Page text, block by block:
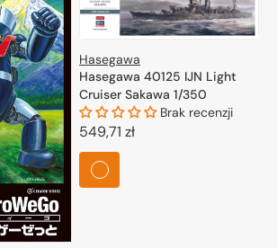
Hasegawa
Hasegawa 40125 IJN Light
Cruiser Sakawa 1/350
Brak recenzji
Cena
regularna
549,71 zł